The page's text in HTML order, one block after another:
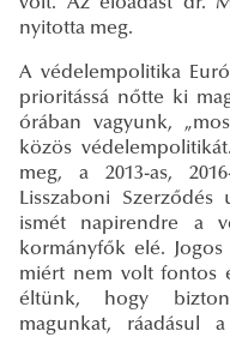
nyitotta meg.
A védelempolitika
prioritássá nőtte ki
órában vagyunk,
közös
meg, a 2013-as,
Lisszaboni
ismét napirendre a
kormányfők elé.
miért nem volt fontos
éltünk, hogy
magunkat, ráadásul